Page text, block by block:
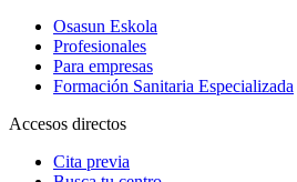
Osasun Eskola
Profesionales
Para empresas
Formación Sanitaria Especializada
Accesos directos
Cita previa